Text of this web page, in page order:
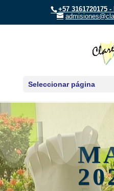
+57 3161720175
Seleccionar página